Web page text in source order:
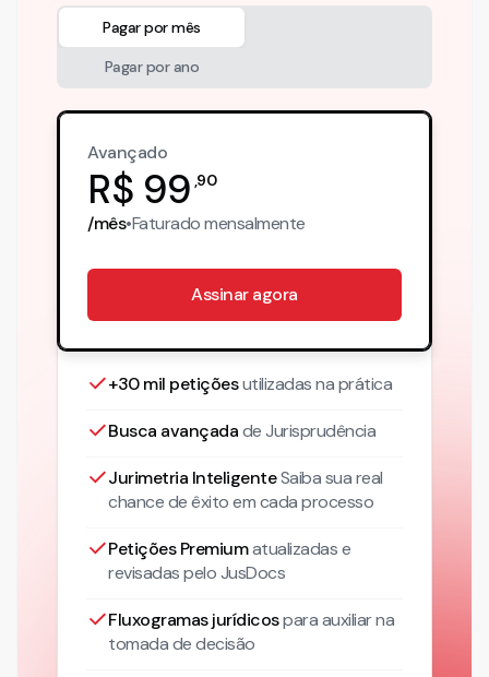
Pagar por mês
Pagar por ano
Avançado
R$ 99 ,90
/mês•Faturadomensalmente
Assinar agora
+30 mil petiçõesutilizadas na prática
Busca avançadade Jurisprudência
Jurimetria InteligenteSaiba sua real
chance de êxito em cada processo
Petições Premiumatualizadase
revisadas pelo JusDocs
Fluxogramas jurídicospara auxiliar na
tomada de decisão